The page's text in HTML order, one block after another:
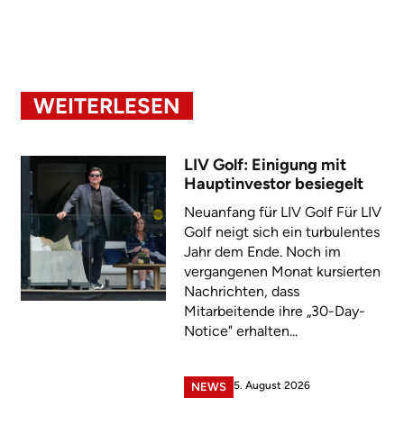
WEITERLESEN
LIV Golf: Einigung mit
Hauptinvestor besiegelt
Neuanfang für LIV Golf Für LIV
Golf neigt sich ein turbulentes
Jahr dem Ende. Noch im
vergangenen Monat kursierten
Nachrichten, dass
Mitarbeitende ihre „30-Day-
Notice" erhalten...
NEWS 5. August 2026